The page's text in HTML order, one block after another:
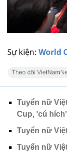
Sự kiện: World
Tuyển nữ
Cup, 'cú
Tuyển nữ
Tuyển nữ